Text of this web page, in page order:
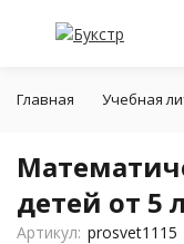
Главная Учебная
детей от 5
Артикул: prosvet1115